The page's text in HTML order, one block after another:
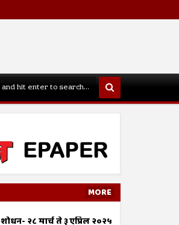
MORE
शोधन- २८ मार्च ते ३ एप्रिल २०२५